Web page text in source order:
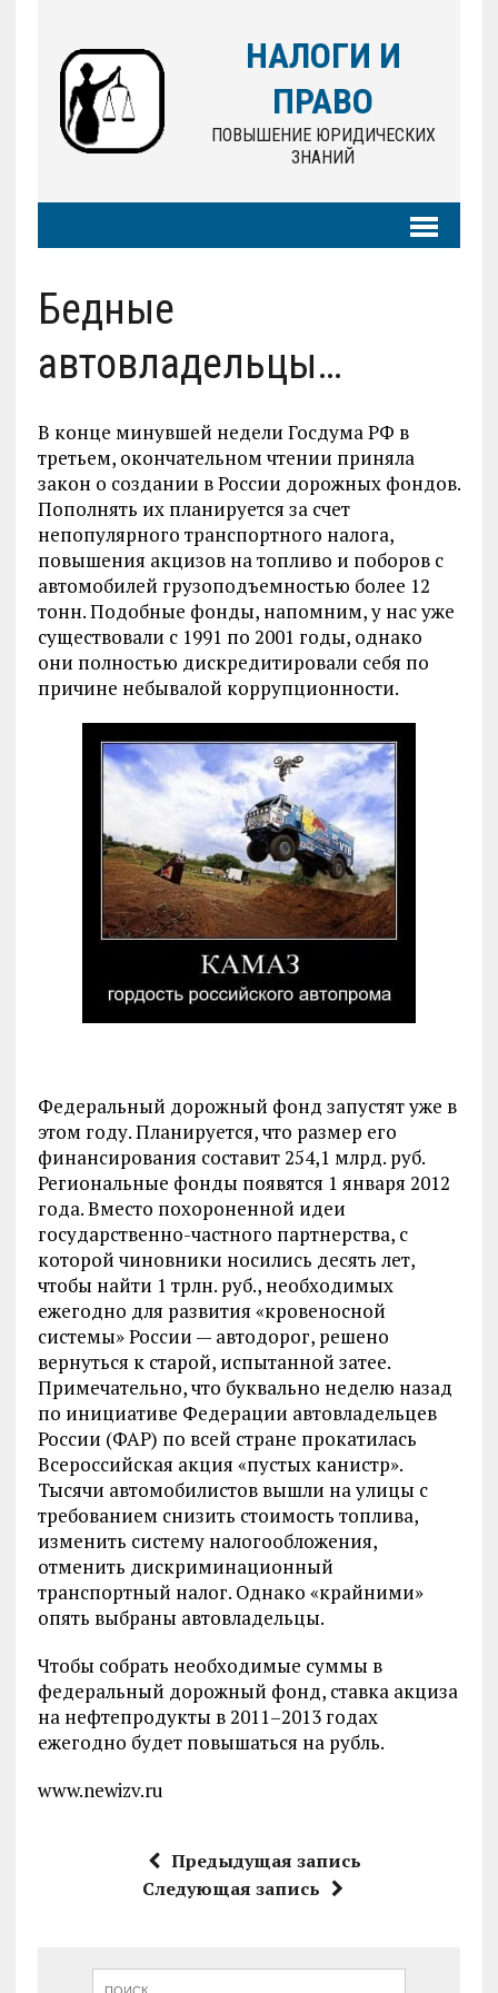
НАЛОГИ И
ПРАВО
ПОВЫШЕНИЕ ЮРИДИЧЕСКИХ
ЗНАНИЙ
Бедные
автовладельцы…
В конце минувшей недели Госдума РФ в
третьем, окончательном чтении приняла
закон о создании в России дорожных фондов.
Пополнять их планируется за счет
непопулярного транспортного налога,
повышения акцизов на топливо и поборов с
автомобилей грузоподъемностью более 12
тонн. Подобные фонды, напомним, у нас уже
существовали с 1991 по 2001 годы, однако
они полностью дискредитировали себя по
причине небывалой коррупционности.
Федеральный дорожный фонд запустят уже в
этом году. Планируется, что размер его
финансирования составит 254,1 млрд. руб.
Региональные фонды появятся 1 января 2012
года. Вместо похороненной идеи
государственно-частного партнерства, с
которой чиновники носились десять лет,
чтобы найти 1 трлн. руб., необходимых
ежегодно для развития «кровеносной
системы» России — автодорог, решено
вернуться к старой, испытанной затее.
Примечательно, что буквально неделю назад
по инициативе Федерации автовладельцев
России (ФАР) по всей стране прокатилась
Всероссийская акция «пустых канистр».
Тысячи автомобилистов вышли на улицы с
требованием снизить стоимость топлива,
изменить систему налогообложения,
отменить дискриминационный
транспортный налог. Однако «крайними»
опять выбраны автовладельцы.
Чтобы собрать необходимые суммы в
федеральный дорожный фонд, ставка акциза
на нефтепродукты в 2011–2013 годах
ежегодно будет повышаться на рубль.
www.newizv.ru
Предыдущая запись
Следующая запись